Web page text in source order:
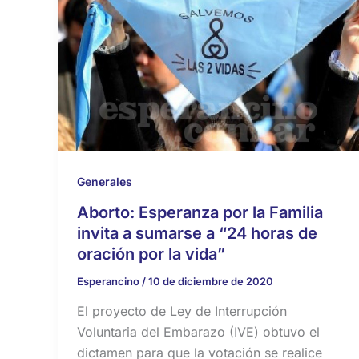
Generales
Aborto: Esperanza por la Familia
invita a sumarse a “24 horas de
oración por la vida”
Esperancino /10 de diciembre de 2020
El proyecto de Ley de Interrupción
Voluntaria del Embarazo (IVE) obtuvo el
dictamen para que la votación se realice